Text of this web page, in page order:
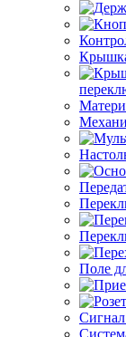
Поле